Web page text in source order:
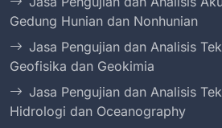
Gedung Hunian dan Nonhunian
Jasa Pengujian dan Analisis
Geofisika dan Geokimia
Jasa Pengujian dan Analisis
Hidrologi dan Oceanography